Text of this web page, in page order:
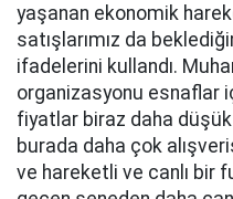
yaşanan ekonomik
satışlarımız da
ifadelerini kullandı.
organizasyonu esnaflar
fiyatlar biraz daha
burada daha çok
ve hareketli ve canlı bir